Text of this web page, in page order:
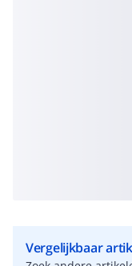
Vergelijkbaar